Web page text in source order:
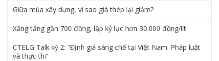
Giữa mùa xây dựng, vì sao giá thép lại giảm?
Xăng tăng gần 700 đồng, lập kỷ lục hơn 30.000 đồng/lít
CTELG Talk kỳ 2: “Định giá sáng chế tại Việt Nam: Pháp luật
và thực thi”